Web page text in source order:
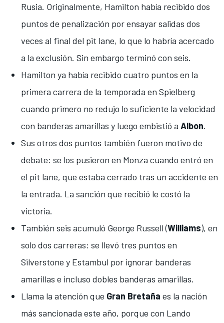
Rusia. Originalmente, Hamilton había recibido dos
puntos de penalización por ensayar salidas dos
veces al final del pit lane, lo que lo habría acercado
a la exclusión. Sin embargo terminó con seis.
Hamilton ya había recibido cuatro puntos en la
primera carrera de la temporada en Spielberg
cuando primero no redujo lo suficiente la velocidad
con banderas amarillas y luego embistió a Albon.
Sus otros dos puntos también fueron motivo de
debate: se los pusieron en Monza cuando entró en
el pit lane, que estaba cerrado tras un accidente en
la entrada. La sanción que recibió le costó la
victoria.
También seis acumuló George Russell(Williams), en
solo dos carreras: se llevó tres puntos en
Silverstone y Estambul por ignorar banderas
amarillas e incluso dobles banderas amarillas.
Llama la atención que Gran Bretaña es la nación
más sancionada este año, porque con Lando